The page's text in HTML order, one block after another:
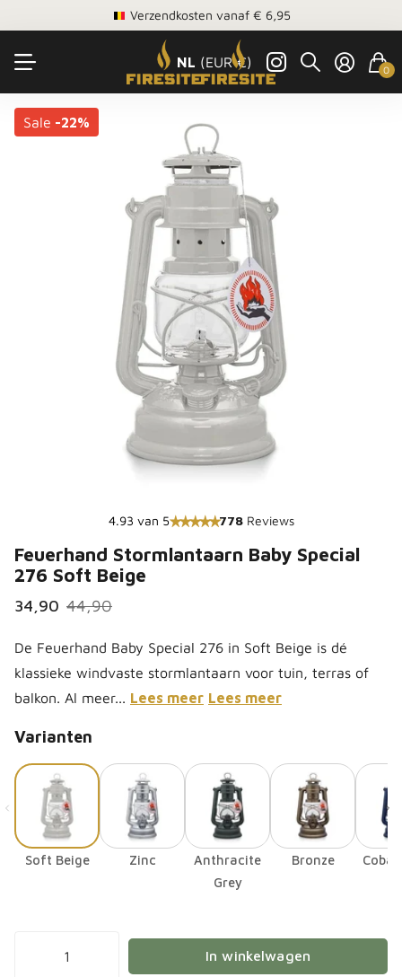
Verzendkosten vanaf € 6,95
NL (EUR €) 0
Sale -22%
4.93 van 5 778 Reviews
Feuerhand Stormlantaarn Baby Special
276 Soft Beige
34,90 44,90
De Feuerhand Baby Special 276 in Soft Beige is dé
klassieke windvaste stormlantaarn voor tuin, terras of
balkon. Al meer... Lees meer Lees meer
Varianten
Soft Beige Zinc
Anthracite
Grey
Bronze
In winkelwagen